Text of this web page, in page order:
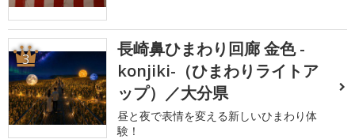
3
長崎鼻ひまわり回廊 金色 -
konjiki-（ひまわりライトア
ップ）／大分県
昼と夜で表情を変える新しいひまわり体
験！